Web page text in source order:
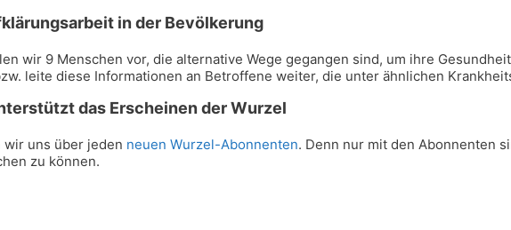
in der Bevölkerung
wir 9 Menschen vor, die alternative Wege gegangen sind, um ihre
leite diese Informationen an Betroffene weiter, die unter ähnlichen
das Erscheinen der Wurzel
uns über jeden neuen Wurzel-Abonnenten. Denn nur mit den Abonnenten
zu können.